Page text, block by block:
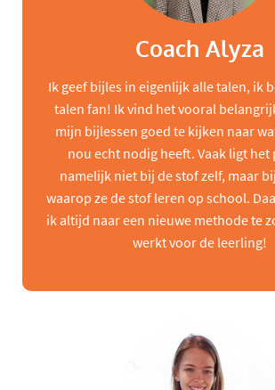
Coach Alyza
Ik geef bijles in eigenlijk alle talen, ik
talen fan! Ik vind het vooral
mijn bijlessen goed te kijken naar
nou echt nodig heeft. Vaak ligt het
namelijk niet bij de stof zelf, maar
waarop ze de stof leren op school.
ik altijd naar een nieuwe methode te
werkt voor de leerling!